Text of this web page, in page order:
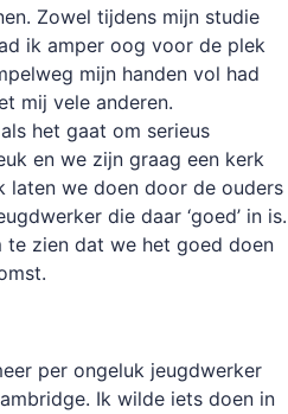
Zowel tijdens mijn studie
ik amper oog voor de plek
mijn handen vol had
mij vele anderen.
het gaat om serieus
en we zijn graag een kerk
laten we doen door de ouders
die daar ‘goed’ in is.
te zien dat we het goed doen
per ongeluk jeugdwerker
Ik wilde iets doen in